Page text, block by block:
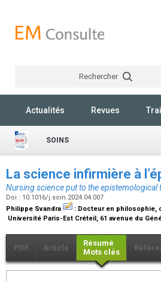
Rechercher
Actualités Revues
SOINS
La science infirmière à
Nursing science put to the epistemological
Doi : 10.1016/j.soin.2024.04.007
Philippe Svandra
: Docteur en philosophie,
Université Paris-Est Créteil, 61 avenue du
PDF Article
Résumé
Mots clés